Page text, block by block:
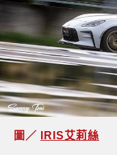
圖／ IRIS艾莉絲